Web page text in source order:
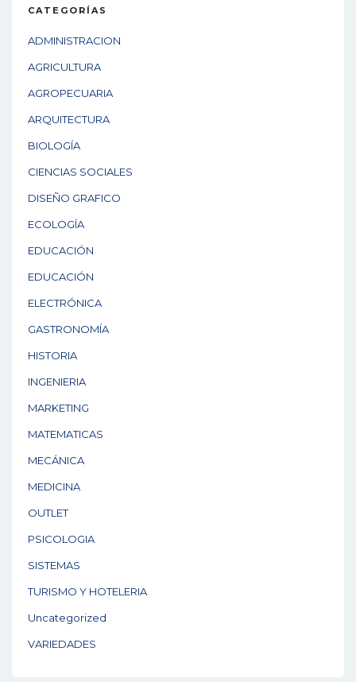
CATEGORÍAS
ADMINISTRACION
AGRICULTURA
AGROPECUARIA
ARQUITECTURA
BIOLOGÍA
CIENCIAS SOCIALES
DISEÑO GRAFICO
ECOLOGÍA
EDUCACIÓN
EDUCACIÓN
ELECTRÓNICA
GASTRONOMÍA
HISTORIA
INGENIERIA
MARKETING
MATEMATICAS
MECÁNICA
MEDICINA
OUTLET
PSICOLOGIA
SISTEMAS
TURISMO Y HOTELERIA
Uncategorized
VARIEDADES